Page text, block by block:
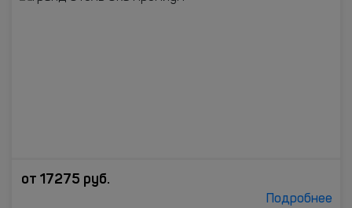
от 17275 руб.
Подробнее